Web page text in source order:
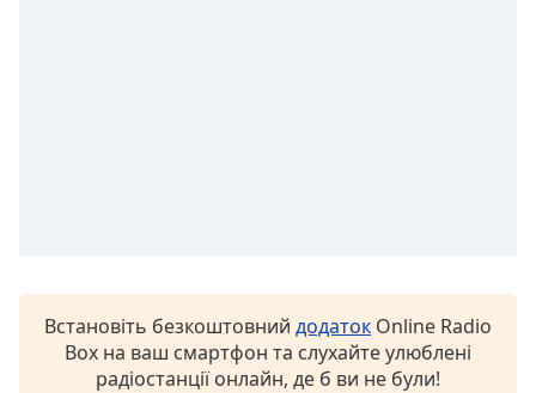
dialog
window.Встановіть безкоштовний додаток Online Radio
Box на ваш смартфон та слухайте улюблені
радіостанції онлайн, де б ви не були!